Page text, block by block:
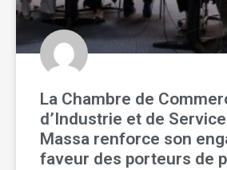
La Chambre de
d’Industrie et de
Massa renforce son
faveur des porteurs de